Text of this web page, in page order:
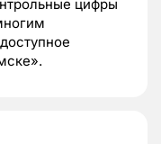
цифры